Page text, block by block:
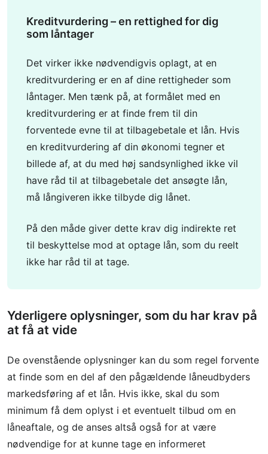
Kreditvurdering – en rettighed for dig
som låntager
Det virker ikke nødvendigvis oplagt, at en
kreditvurdering er en af dine rettigheder som
låntager. Men tænk på, at formålet med en
kreditvurdering er at finde frem til din
forventede evne til at tilbagebetale et lån. Hvis
en kreditvurdering af din økonomi tegner et
billede af, at du med høj sandsynlighed ikke vil
have råd til at tilbagebetale det ansøgte lån,
må långiveren ikke tilbyde dig lånet.
På den måde giver dette krav dig indirekte ret
til beskyttelse mod at optage lån, som du reelt
ikke har råd til at tage.
Yderligere oplysninger, som du har krav på
at få at vide
De ovenstående oplysninger kan du som regel forvente
at finde som en del af den pågældende låneudbyders
markedsføring af et lån. Hvis ikke, skal du som
minimum få dem oplyst i et eventuelt tilbud om en
låneaftale, og de anses altså også for at være
nødvendige for at kunne tage en informeret